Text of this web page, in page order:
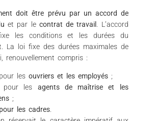
doit être prévu par un accord de
et par le contrat de travail
. L’accord
les conditions et les durées du
La loi fixe des durées maximales de
renouvellement compris :
pour lesouvriers et les employés ;
pour les agents de maîtrise et les
;
les cadres.